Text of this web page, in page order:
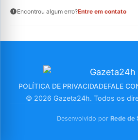
Encontrou algum erro?Entre em contato
POLÍTICA DE PRIVACIDADEFALE
© 2026 Gazeta24h. Todos os
Desenvolvido por Rede de